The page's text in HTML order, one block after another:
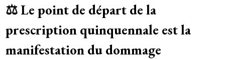
⚖️ Le point de départ de la
prescription quinquennale est la
manifestation du dommage